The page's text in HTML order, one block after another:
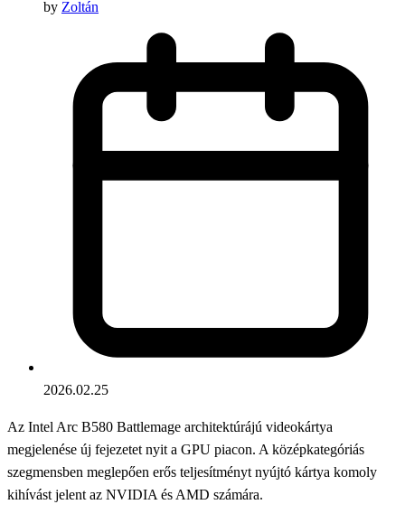
by Zoltán
2026.02.25
Az Intel Arc B580 Battlemage architektúrájú videokártya
megjelenése új fejezetet nyit a GPU piacon. A középkategóriás
szegmensben meglepően erős teljesítményt nyújtó kártya komoly
kihívást jelent az NVIDIA és AMD számára.